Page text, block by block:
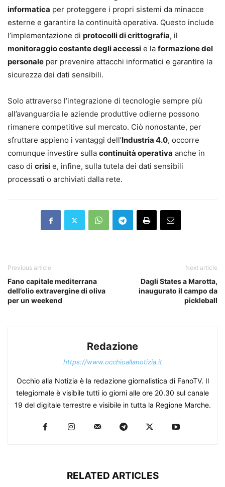
informatica per proteggere i propri sistemi da minacce
esterne e garantire la continuità operativa. Questo include
l’implementazione di protocolli di crittografia, il
monitoraggio costante degli accessi e la formazione del
personale per prevenire attacchi informatici e garantire la
sicurezza dei dati sensibili.
Solo attraverso l’integrazione di tecnologie sempre più
all’avanguardia le aziende produttive odierne possono
rimanere competitive sul mercato. Ciò nonostante, per
sfruttare appieno i vantaggi dell’Industria 4.0, occorre
comunque investire sulla continuità operativa anche in
caso di crisi e, infine, sulla tutela dei dati sensibili
processati o archiviati dalla rete.
Previous article
Fano capitale mediterrana
dell’olio extravergine di oliva
per un weekend
Next article
Dagli States a Marotta,
inaugurato il campo da
pickleball
Redazione
https://www.occhioallanotizia.it
Occhio alla Notizia è la redazione giornalistica di FanoTV. Il
telegiornale è visibile tutti io giorni alle ore 20.30 sul canale
19 del digitale terrestre e visibile in tutta la Regione Marche.
RELATED ARTICLES